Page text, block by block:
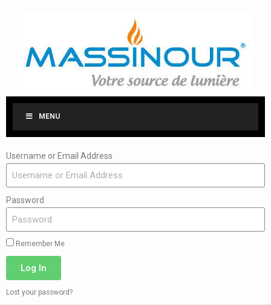
MENU
Username or Email Address
Password
Remember Me
Log In
Lost your password?